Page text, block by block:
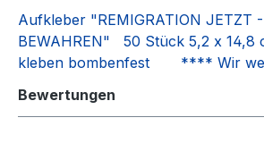
Aufkleber "REMIGRATION JETZT
BEWAHREN" 50 Stück 5,2 x 14,8
kleben bombenfest **** Wir
Bewertungen